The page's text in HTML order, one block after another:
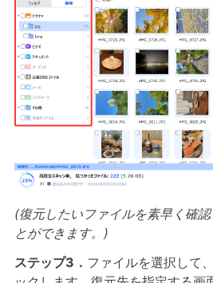
(復元したいファイルを素早く確
とができます。)
ステップ3． ファイルを選択して